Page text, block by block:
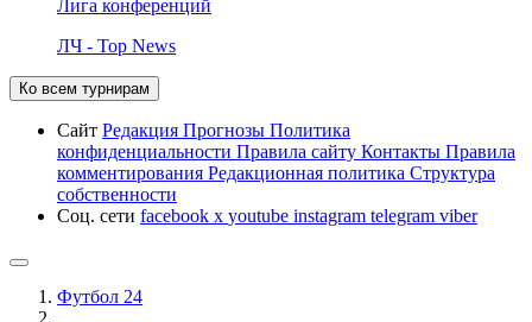
Лига конференций
ЛЧ - Top News
Ко всем турнирам
Сайт Редакция Прогнозы Политика
конфиденциальности Правила сайту Контакты Правила
комментирования Редакционная политика Структура
собственности
Соц. сети facebook x youtube instagram telegram viber
Футбол 24